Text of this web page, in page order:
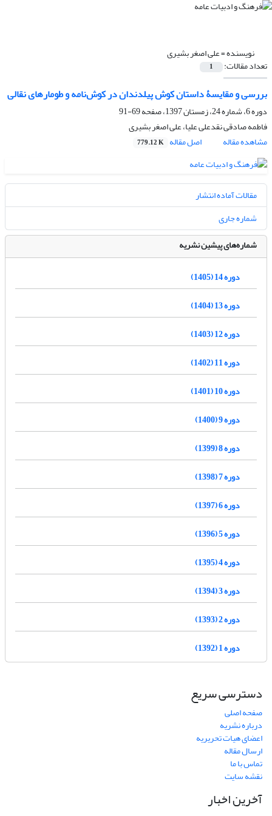
نویسنده =علی اصغر بشیری
تعداد مقالات: 1
بررسی و مقایسۀ داستان کوش پیل‎دندان در کوش‌نامه و طومارهای نقالی
دوره 6، شماره 24، زمستان 1397، صفحه
69-91
فاطمه صادقی نقدعلی علیا، علی اصغر بشیری
مشاهده مقاله
اصل مقاله 779.12 K
مقالات آماده انتشار
شماره جاری
شماره‌های پیشین نشریه
دوره 14 (1405)
دوره 13 (1404)
دوره 12 (1403)
دوره 11 (1402)
دوره 10 (1401)
دوره 9 (1400)
دوره 8 (1399)
دوره 7 (1398)
دوره 6 (1397)
دوره 5 (1396)
دوره 4 (1395)
دوره 3 (1394)
دوره 2 (1393)
دوره 1 (1392)
دسترسی سریع
صفحه اصلی
درباره نشریه
اعضای هیات تحریریه
ارسال مقاله
تماس با ما
نقشه سایت
آخرین اخبار